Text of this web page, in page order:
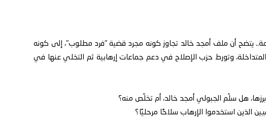
يتضح أن ملف أمجد خالد تجاوز كونه مجرد قضية "فرد مطلوب"، إلى كونه
وتورط حزب الإصلاح في دعم جماعات إرهابية ثم التخلي عنها في
هل سلّم الجبولي أمجد خالد، أم تخلّص منه؟
الذين استخدموا الإرهاب سلاحًا مرحليًا؟